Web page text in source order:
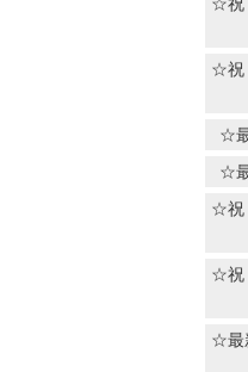
☆祝
☆
☆
☆祝
☆祝
☆最